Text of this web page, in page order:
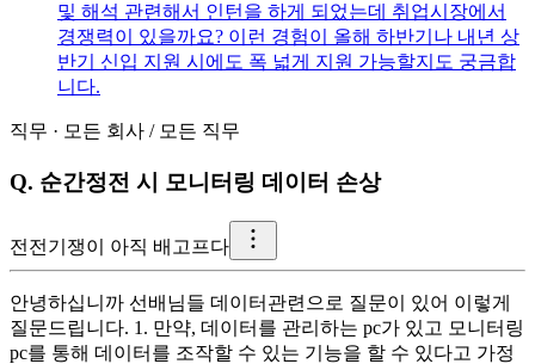
및 해석 관련해서 인턴을 하게 되었는데 취업시장에서
경쟁력이 있을까요? 이런 경험이 올해 하반기나 내년 상
반기 신입 지원 시에도 폭 넓게 지원 가능할지도 궁금합
니다.
직무 · 모든 회사 / 모든 직무
Q. 순간정전 시 모니터링 데이터 손상
전 전기쟁이 아직 배고프다
안녕하십니까 선배님들 데이터관련으로 질문이 있어 이렇게
질문드립니다. 1. 만약, 데이터를 관리하는 pc가 있고 모니터링
pc를 통해 데이터를 조작할 수 있는 기능을 할 수 있다고 가정